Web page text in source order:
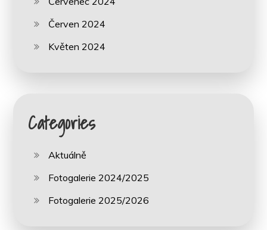
Červen 2024
Květen 2024
Categories
Aktuálně
Fotogalerie 2024/2025
Fotogalerie 2025/2026